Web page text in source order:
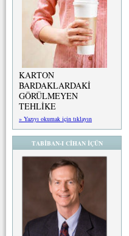
KARTON
BARDAKLARDAKİ
GÖRÜLMEYEN
TEHLİKE
» Yazıyı okumak için tıklayın
TABİBAN-I CİHAN İÇÜN